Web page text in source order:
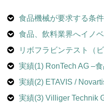
食品機械が要求する条件
食品、飲料業界へイノ
リボフラビンテスト（
実績(1) RonTech AG –
実績(2) ETAVIS /
実績(3) Villiger Technik